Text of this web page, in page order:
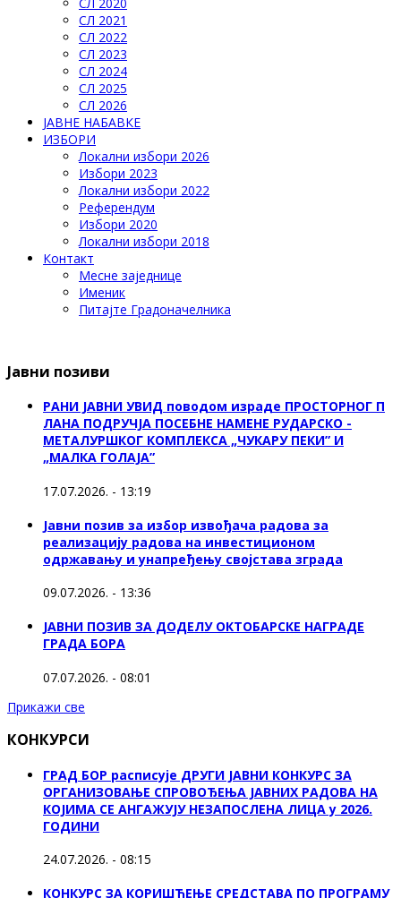
СЛ 2021
СЛ 2022
СЛ 2023
СЛ 2024
СЛ 2025
СЛ 2026
ЈАВНЕ НАБАВКЕ
ИЗБОРИ
Локални избори 2026
Избори 2023
Локални избори 2022
Референдум
Избори 2020
Локални избори 2018
Контакт
Месне заједнице
Именик
Питајте Градоначелника
Јавни позиви
РАНИ ЈАВНИ УВИД поводом израде ПРОСТОРНОГ П
ЛАНА ПОДРУЧЈА ПОСЕБНЕ НАМЕНЕ РУДАРСКО -
МЕТАЛУРШКОГ КОМПЛЕКСА „ЧУКАРУ ПЕКИ” И
„МАЛКА ГОЛАЈА”
17.07.2026. - 13:19
Јавни позив за избор извођача радова за
реализацију радова на инвестиционом
одржавању и унапређењу својстава зграда
09.07.2026. - 13:36
ЈАВНИ ПОЗИВ ЗА ДОДЕЛУ ОКТOБАРСКЕ НАГРАДЕ
ГРАДА БОРА
07.07.2026. - 08:01
Прикажи све
КОНКУРСИ
ГРАД БОР расписује ДРУГИ ЈАВНИ КОНКУРС ЗА
ОРГАНИЗОВАЊЕ СПРОВОЂЕЊА ЈАВНИХ РАДОВА НА
КОЈИМА СЕ АНГАЖУЈУ НЕЗАПОСЛЕНА ЛИЦА у 2026.
ГОДИНИ
24.07.2026. - 08:15
КОНКУРС ЗА КОРИШЋЕЊЕ СРЕДСТАВА ПО ПРОГРАМУ